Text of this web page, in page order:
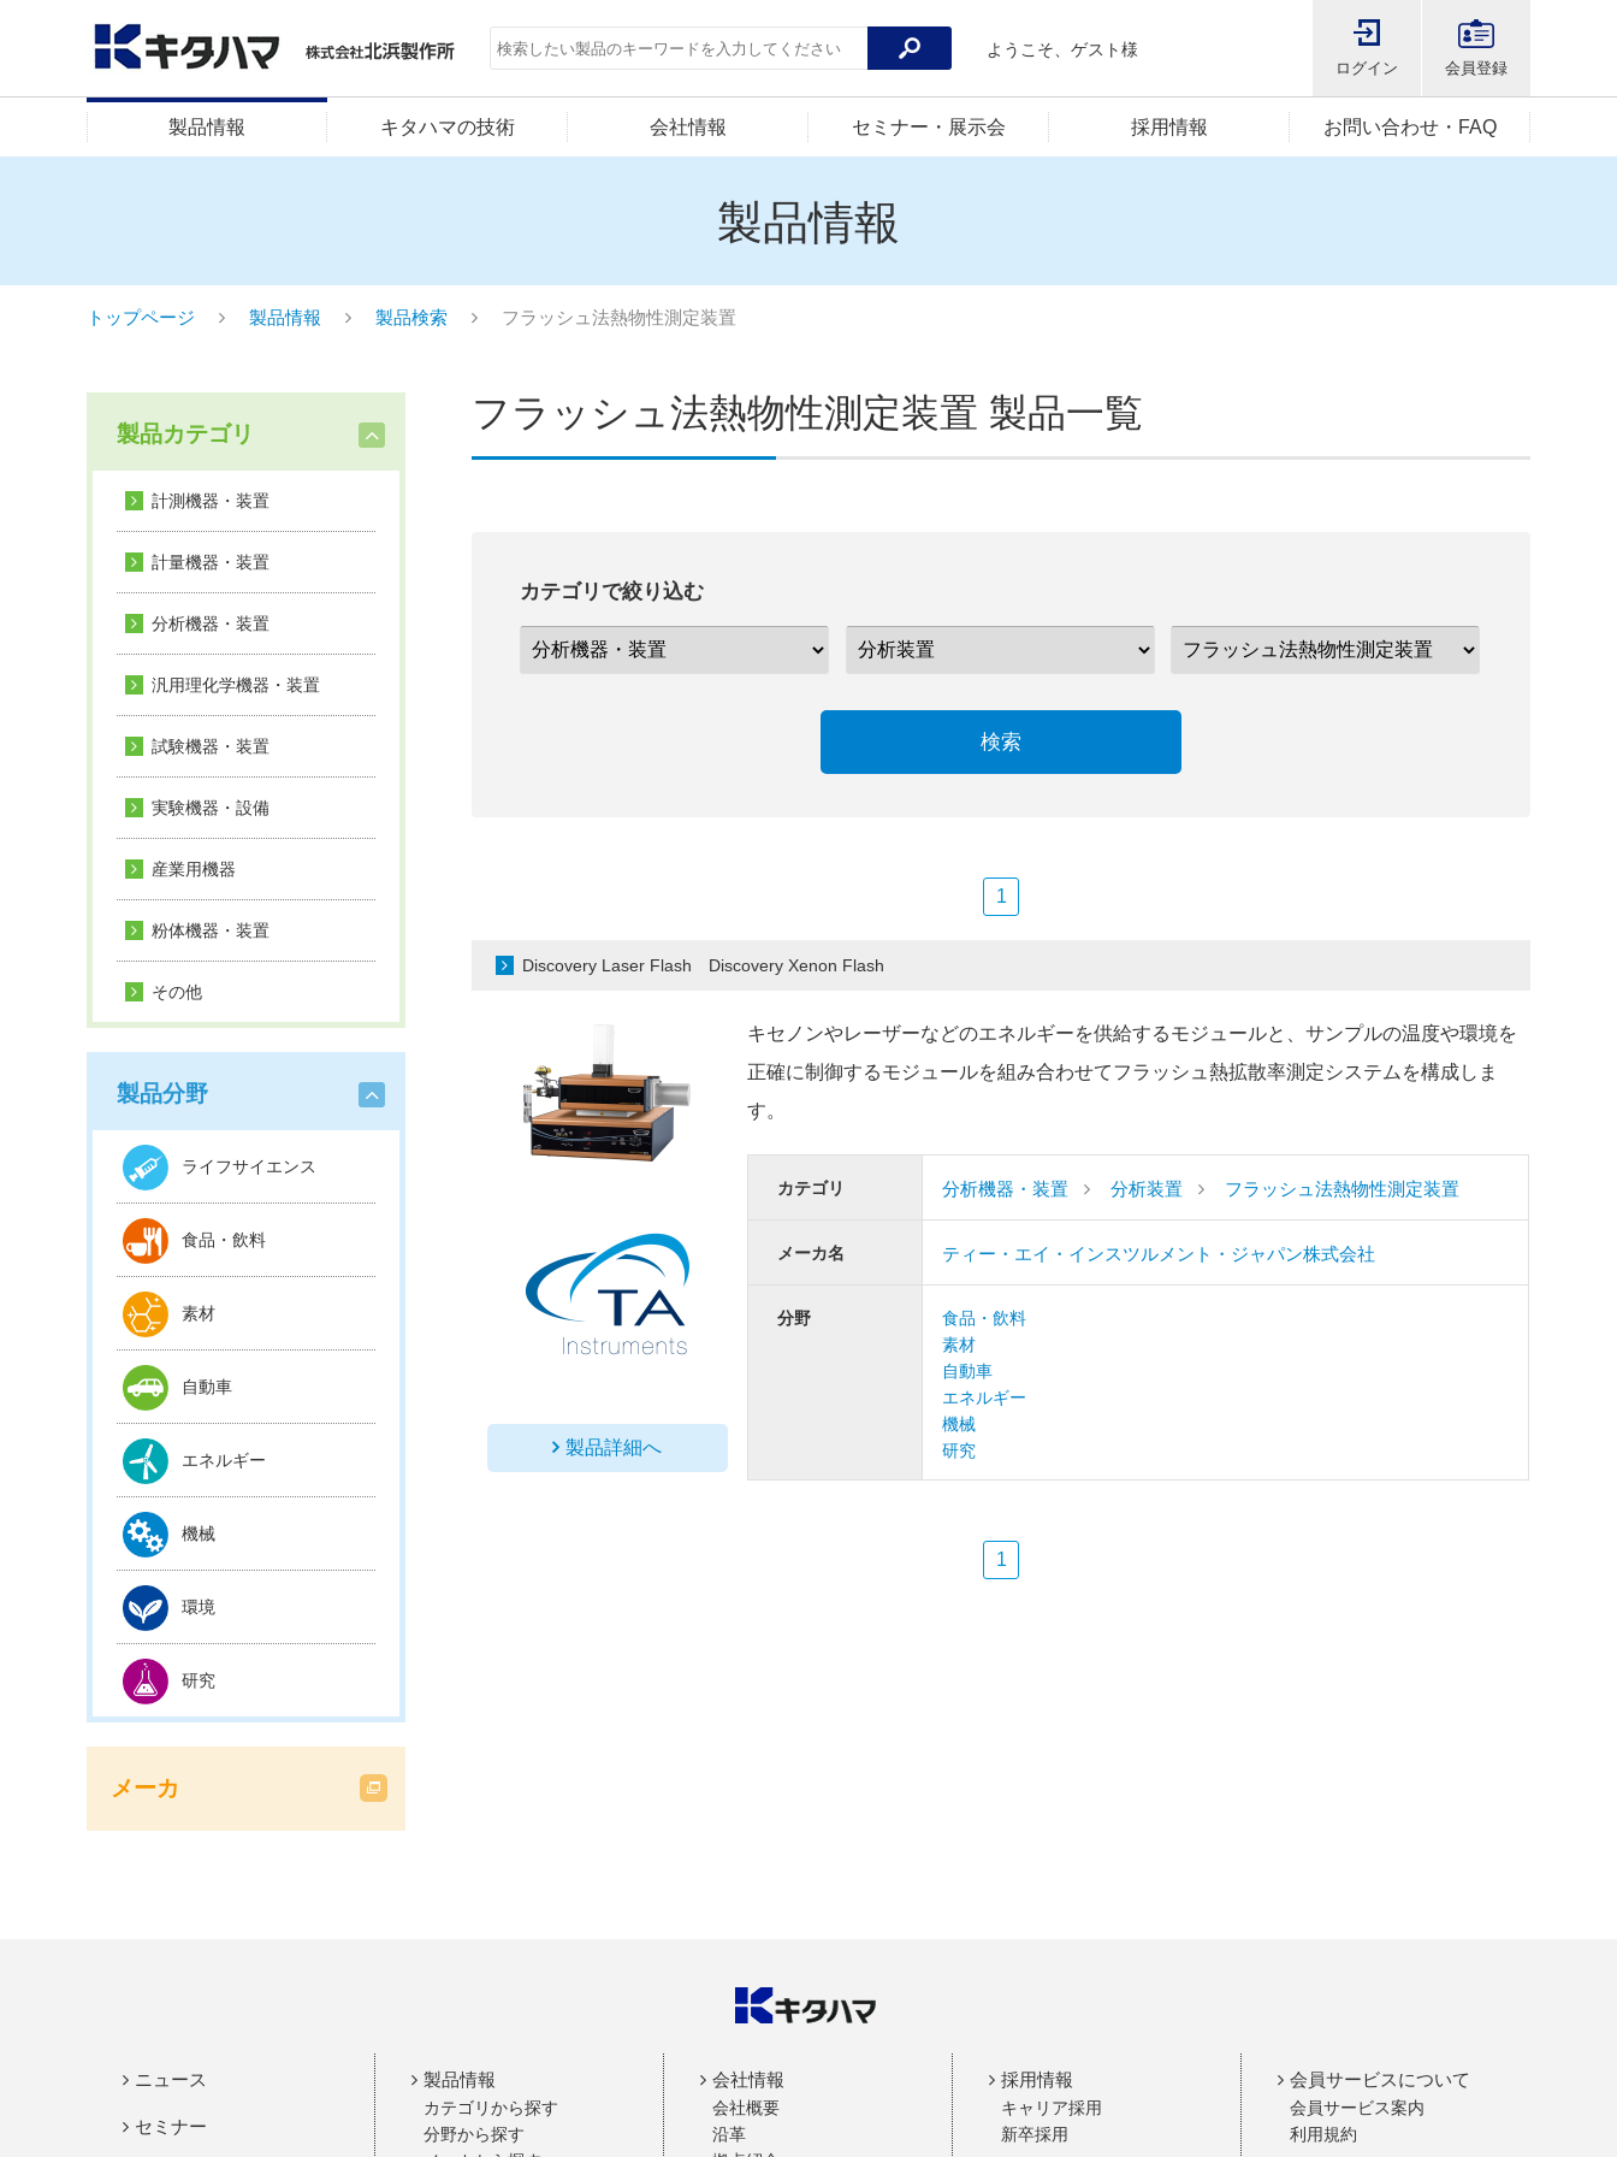
ようこそ、ゲスト様
ログイン 会員登録
製品情報 キタハマの技術 会社情報 セミナー・展示会 採用情報 お問い合わせ・FAQ
製品情報
トップページ 製品情報 製品検索 フラッシュ法熱物性測定装置
製品カテゴリ
計測機器・装置
計量機器・装置
分析機器・装置
汎用理化学機器・装置
試験機器・装置
実験機器・設備
産業用機器
粉体機器・装置
その他
製品分野
ライフサイエンス
食品・飲料
素材
自動車
エネルギー
機械
環境
研究
メーカ
フラッシュ法熱物性測定装置 製品一覧
カテゴリで絞り込む
検索
1
Discovery Laser Flash Discovery Xenon Flash
製品詳細へ
キセノンやレーザーなどのエネルギーを供給するモジュールと、サンプルの温度や環境を
正確に制御するモジュールを組み合わせてフラッシュ熱拡散率測定システムを構成しま
す。
カテゴリ 分析機器・装置 分析装置 フラッシュ法熱物性測定装置
メーカ名 ティー・エイ・インスツルメント・ジャパン株式会社
分野
食品・飲料
素材
自動車
エネルギー
機械
研究
1
ニュース
セミナー
製品情報
カテゴリから探す
分野から探す
会社情報
会社概要
沿革
採用情報
キャリア採用
新卒採用
会員サービスについて
会員サービス案内
利用規約